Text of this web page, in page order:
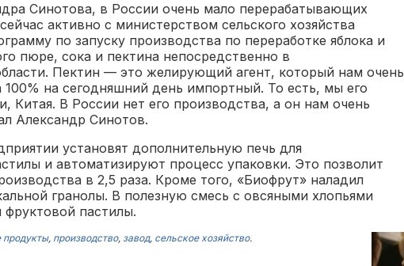
Синотова, в России очень мало перерабатывающих
активно с министерством сельского хозяйства
по запуску производства по переработке яблока и
пюре, сока и пектина непосредственно в
Пектин — это желирующий агент, который нам очень
на сегодняшний день импортный. То есть, мы его
Китая. В России нет его производства, а он нам очень
Александр Синотов.
установят дополнительную печь для
и автоматизируют процесс упаковки. Это позволит
в 2,5 раза. Кроме того, «Биофрут» наладил
гранолы. В полезную смесь с овсяными хлопьями
пастилы.
продукты, производство, завод, сельское хозяйство.